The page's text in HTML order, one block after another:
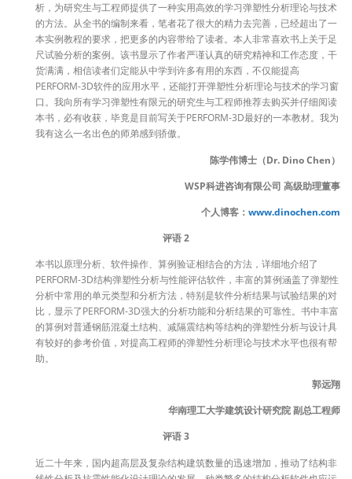
析，为研究生与工程师提供了一种实用高效的学习弹塑性分析理论与技术
的方法。从全书的编制来看，笔者花了很大的精力去完善，已经超出了一
本实例教程的要求，把更多的内容带给了读者。本人非常喜欢书上关于足
尺试验分析的案例。该书显示了作者严谨认真的研究精神和工作态度，干
货满满，相信读者们定能从中学到许多有用的东西，不仅能提高
PERFORM-3D软件的应用水平，还能打开弹塑性分析理论与技术的学习窗
口。我向所有学习弹塑性有限元的研究生与工程师推荐去购买并仔细阅读
本书，必有收获，毕竟是目前写关于PERFORM-3D最好的一本教材。我为
我有这么一名出色的师弟感到骄傲。
陈学伟博士（Dr. Dino Chen）
WSP科进咨询有限公司 高级助理董事
个人博客： www.dinochen.com
评语 2
本书以原理分析、软件操作、算例验证相结合的方法，详细地介绍了
PERFORM-3D结构弹塑性分析与性能评估软件，丰富的算例涵盖了弹塑性
分析中常用的单元类型和分析方法，特别是软件分析结果与试验结果的对
比，显示了PERFORM-3D强大的分析功能和分析结果的可靠性。书中丰富
的算例对普通钢筋混凝土结构、减隔震结构等结构的弹塑性分析与设计具
有较好的参考价值，对提高工程师的弹塑性分析理论与技术水平也很有帮
助。
郭远翔
华南理工大学建筑设计研究院 副总工程师
评语 3
近二十年来，国内超高层及复杂结构建筑数量的迅速增加，推动了结构非